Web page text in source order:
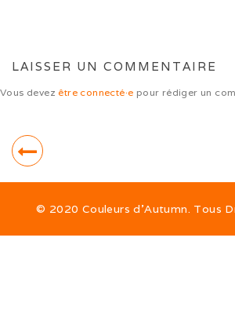
LAISSER UN COMMENTAIRE
Vous devez être connecté·e pour rédiger un
© 2020 Couleurs d’Autumn. Tous